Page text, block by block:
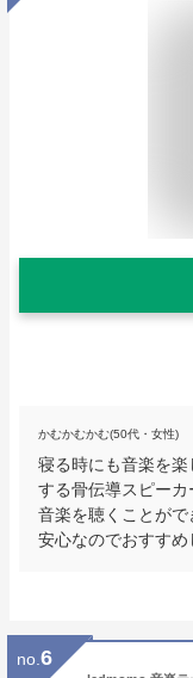
かむかむかむ(50代・女性)
寝る時にも音楽を
する骨伝導スピー
音楽を聴くことが
安心なのでおすすめ
no. 6